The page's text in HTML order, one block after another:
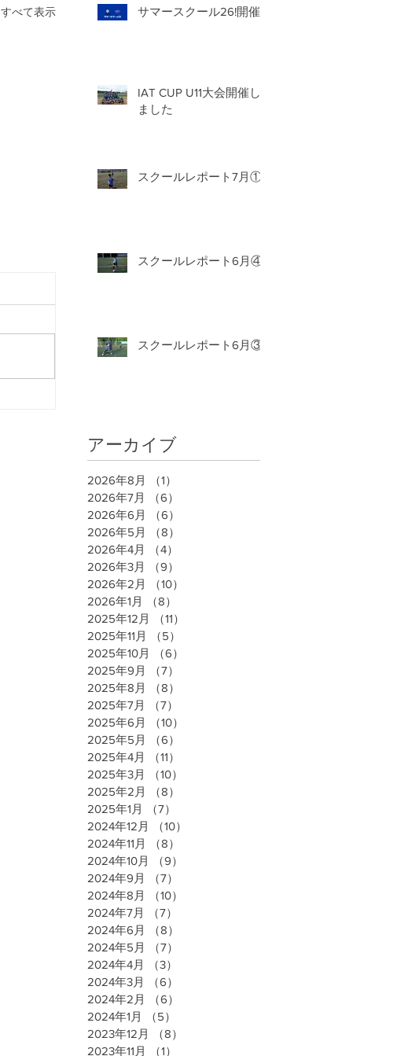
すべて表示 サマースクール26!開催
IAT CUP U11大会開催し
ました
スクールレポート7月①
スクールレポート6月④
スクールレポート6月③
アーカイブ
2026年8月 （1）
2026年7月
（6）
2026年6月
（6）
2026年5月
（8）
2026年4月
（4）
2026年3月
（9）
2026年2月
（10）
2026年1月
（8）
2025年12月
（11）
2025年11月
（5）
2025年10月
（6）
2025年9月
（7）
2025年8月
（8）
2025年7月
（7）
2025年6月
（10）
2025年5月
（6）
2025年4月
（11）
2025年3月
（10）
2025年2月
（8）
2025年1月
（7）
2024年12月
（10）
2024年11月
（8）
2024年10月
（9）
2024年9月
（7）
2024年8月
（10）
2024年7月
（7）
2024年6月
（8）
2024年5月
（7）
2024年4月
（3）
2024年3月
（6）
2024年2月
（6）
2024年1月
（5）
2023年12月
（8）
2023年11月
（1）